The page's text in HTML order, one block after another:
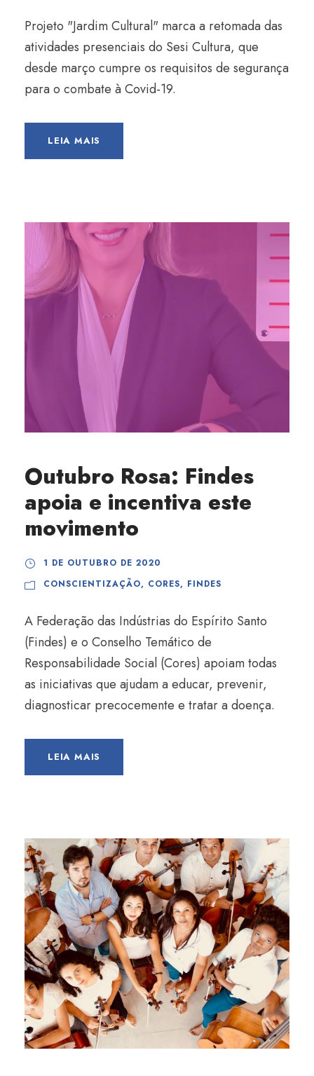
Projeto "Jardim Cultural" marca a retomada das
atividades presenciais do Sesi Cultura, que
desde março cumpre os requisitos de segurança
para o combate à Covid-19.
LEIA MAIS
Outubro Rosa: Findes
apoia e incentiva este
movimento
1 DE OUTUBRO DE 2020
CONSCIENTIZAÇÃO, CORES, FINDES
A Federação das Indústrias do Espírito Santo
(Findes) e o Conselho Temático de
Responsabilidade Social (Cores) apoiam todas
as iniciativas que ajudam a educar, prevenir,
diagnosticar precocemente e tratar a doença.
LEIA MAIS